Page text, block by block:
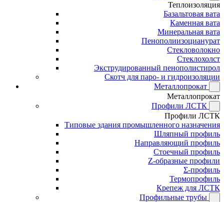
Теплоизоляция
Базальтовая вата
Каменная вата
Минеральная вата
Пенополиизоцианурат
Стекловолокно
Стеклохолст
Экструдированный пенополистирол
Скотч для паро- и гидроизоляции
Металлопрокат
Металлопрокат
Профили ЛСТК
Профили ЛСТК
Типовые здания промышленного назначения
Шляпный профиль
Направляющий профиль
Стоечный профиль
Z-образные профили
Σ-профиль
Термопрофиль
Крепеж для ЛСТК
Профильные трубы